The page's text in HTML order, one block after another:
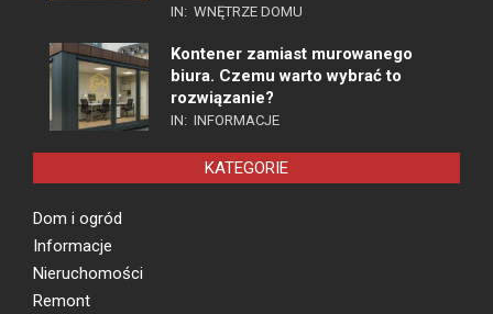
IN: WNĘTRZE DOMU
Kontener zamiast murowanego
biura. Czemu warto wybrać to
rozwiązanie?
IN: INFORMACJE
KATEGORIE
Dom i ogród
Informacje
Nieruchomości
Remont